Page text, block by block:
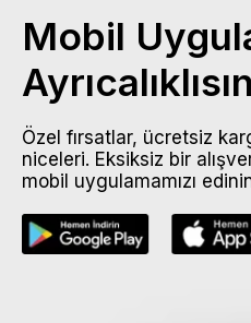
Mobil
Özel fırsatlar, ücretsiz
niceleri. Eksiksiz bir
mobil uygulamamızı